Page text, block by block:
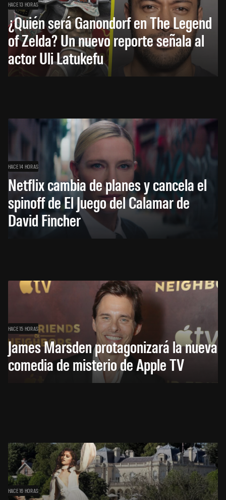
HACE 13 HORAS
¿Quién será Ganondorf en The Legend
of Zelda? Un nuevo reporte señala al
actor Uli Latukefu
HACE 14 HORAS
Netflix cambia de planes y cancela el
spinoff de El Juego del Calamar de
David Fincher
HACE 15 HORAS
James Marsden protagonizará la nueva
comedia de misterio de Apple TV
HACE 16 HORAS